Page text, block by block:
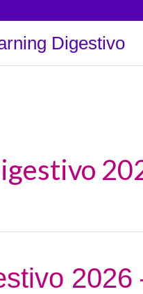
Digestivo
2026